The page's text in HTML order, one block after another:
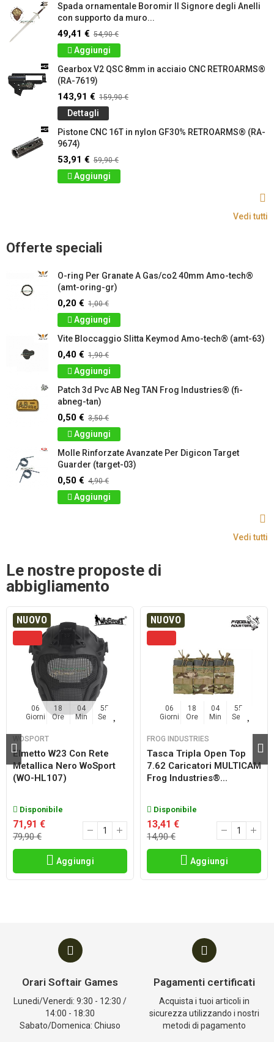
Spada ornamentale Boromir Il Signore degli Anelli
con supporto da muro...
49,41 € 54,90 €
Aggiungi
Gearbox V2 QSC 8mm in acciaio CNC RETROARMS®
(RA-7619)
143,91 € 159,90 €
Dettagli
Pistone CNC 16T in nylon GF30% RETROARMS® (RA-
9674)
53,91 € 59,90 €
Aggiungi
Vedi tutti
Offerte speciali
O-ring Per Granate A Gas/co2 40mm Amo-tech®
(amt-oring-gr)
0,20 € 1,00 €
Aggiungi
Vite Bloccaggio Slitta Keymod Amo-tech® (amt-63)
0,40 € 1,90 €
Aggiungi
Patch 3d Pvc AB Neg TAN Frog Industries® (fi-
abneg-tan)
0,50 € 3,50 €
Aggiungi
Molle Rinforzate Avanzate Per Digicon Target
Guarder (target-03)
0,50 € 4,90 €
Aggiungi
Vedi tutti
Le nostre proposte di
abbigliamento
NUOVO
06
Giorni
18
Ore
04
Min
54
Sec
WOSPORT
Elmetto W23 Con Rete
Metallica Nero WoSport
(WO-HL107)
Disponibile
71,91 €
79,90 €
Aggiungi
NUOVO
06
Giorni
18
Ore
04
Min
54
Sec
FROG INDUSTRIES
Tasca Tripla Open Top
7.62 Caricatori MULTICAM
Frog Industries®...
Disponibile
13,41 €
14,90 €
Aggiungi
Orari Softair Games
Lunedi/Venerdi: 9:30 - 12:30 /
14:00 - 18:30
Sabato/Domenica: Chiuso
Pagamenti certificati
Acquista i tuoi articoli in
sicurezza utilizzando i nostri
metodi di pagamento